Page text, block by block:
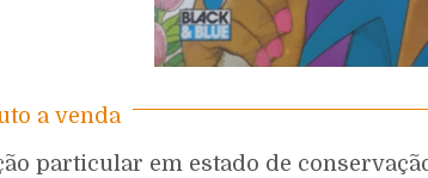
a venda
particular em estado de